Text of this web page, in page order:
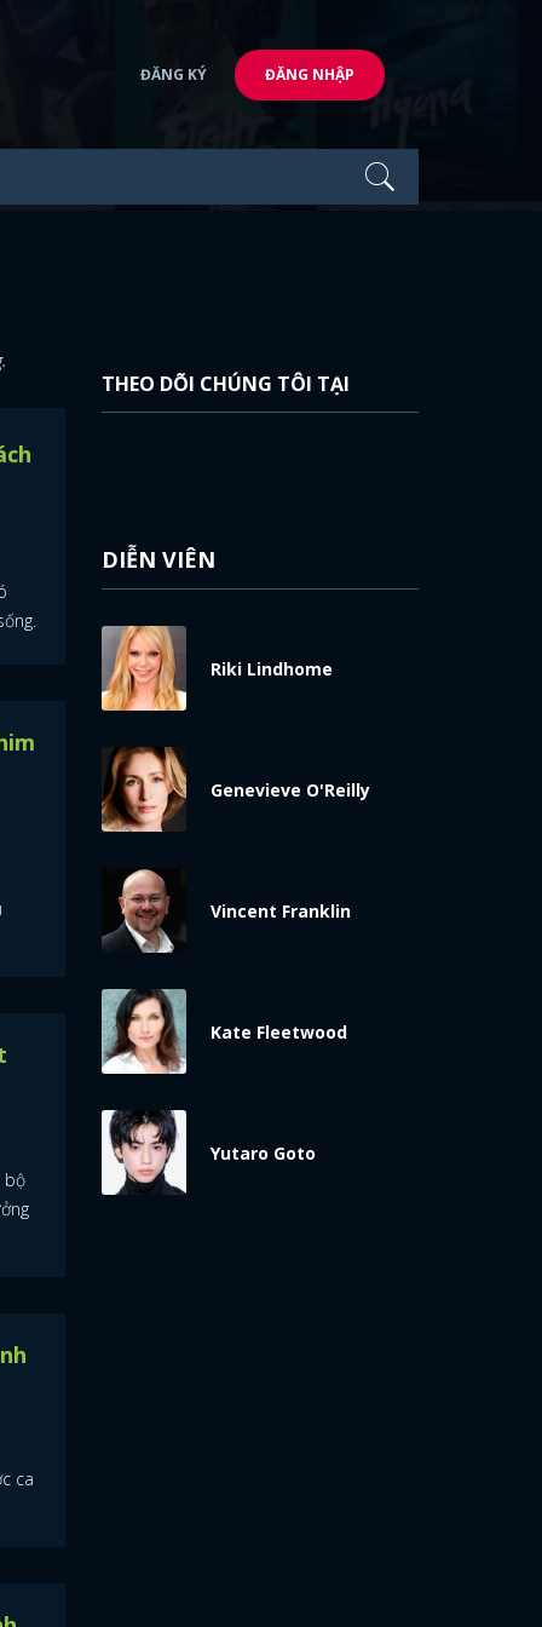
ĐĂNG KÝ ĐĂNG NHẬP
bộ
ca
THEO DÕI CHÚNG TÔI TẠI
DIỄN VIÊN
Riki Lindhome
Genevieve O'Reilly
Vincent Franklin
Kate Fleetwood
Yutaro Goto